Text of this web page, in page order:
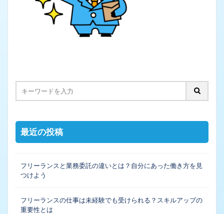
最近の投稿
フリーランスと業務委託の違いとは？自分にあった働き方を見
つけよう
フリーランスの仕事は未経験でも受けられる？スキルアップの
重要性とは